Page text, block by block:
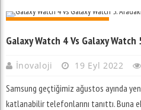
Galaxy Watch 4 Vs Galaxy
İnovaloji 19 Eyl 2022
Samsung geçtiğimiz ağustos ayında
katlanabilir telefonlarını tanıttı. Buna